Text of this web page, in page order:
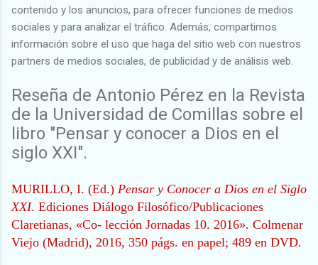
contenido y los anuncios, para ofrecer funciones de medios
sociales y para analizar el tráfico. Además, compartimos
información sobre el uso que haga del sitio web con nuestros
partners de medios sociales, de publicidad y de análisis web.
Reseña de Antonio Pérez en la Revista
de la Universidad de Comillas sobre el
libro "Pensar y conocer a Dios en el
siglo XXI".
MURILLO, I. (Ed.) Pensar y Conocer a Dios en el Siglo
XXI. Ediciones Diálogo Filosófico/Publicaciones
Claretianas, «Co- lección Jornadas 10. 2016». Colmenar
Viejo (Madrid), 2016, 350 págs. en papel; 489 en DVD.